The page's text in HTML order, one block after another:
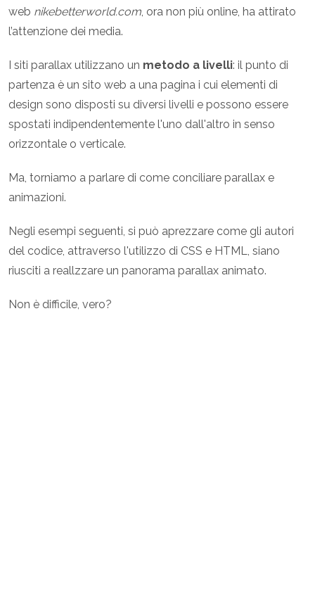
web nikebetterworld.com, ora non più online, ha attirato
l’attenzione dei media.
I siti parallax utilizzano un metodo a livelli: il punto di
partenza è un sito web a una pagina i cui elementi di
design sono disposti su diversi livelli e possono essere
spostati indipendentemente l'uno dall'altro in senso
orizzontale o verticale.
Ma, torniamo a parlare di come conciliare parallax e
animazioni.
Negli esempi seguenti, si può aprezzare come gli autori
del codice, attraverso l'utilizzo di CSS e HTML, siano
riusciti a reallzzare un panorama parallax animato.
Non è difficile, vero?